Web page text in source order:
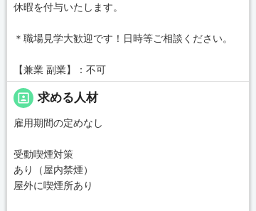
休暇を付与いたします。
＊職場見学大歓迎です！日時等ご相談ください。
【兼業 副業】：不可
portrait 求める人材
雇用期間の定めなし
受動喫煙対策
あり（屋内禁煙）
屋外に喫煙所あり